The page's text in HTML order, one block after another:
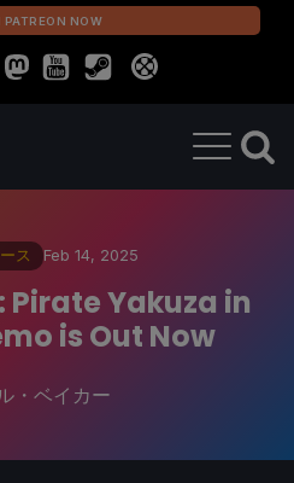
PATREON NOW
ス Feb 14, 2025
Pirate Yakuza in
is Out Now
・ベイカー